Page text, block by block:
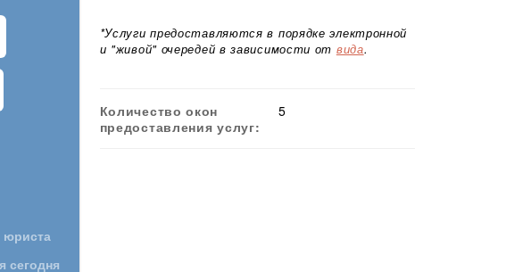
*Услуги предоставляются в порядке электронной
и "живой" очередей в зависимости от вида.
Количество окон
предоставления услуг:
5